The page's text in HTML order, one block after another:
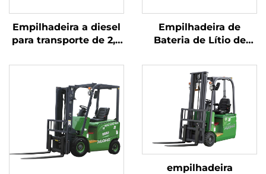
Empilhadeira a diesel
para transporte de 2,5
mercadorias, com
descarga até 4 m
Empilhadeira de
Bateria de Lítio de
Equilíbrio, com
Capacidade de 1,0
Tonelada, Fabricada na
China, com Preço
Justo
empilhadeira